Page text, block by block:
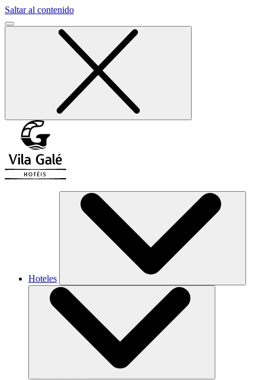
Saltar al contenido
Hoteles